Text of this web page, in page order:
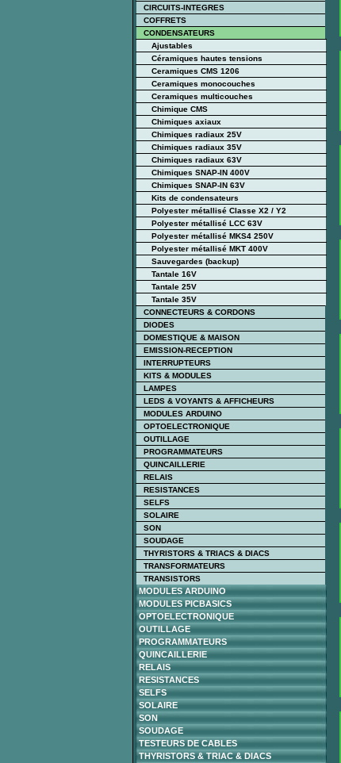
CIRCUITS-INTEGRES
COFFRETS
CONDENSATEURS
Ajustables
Céramiques hautes tensions
Ceramiques CMS 1206
Ceramiques monocouches
Ceramiques multicouches
Chimique CMS
Chimiques axiaux
Chimiques radiaux 25V
Chimiques radiaux 35V
Chimiques radiaux 63V
Chimiques SNAP-IN 400V
Chimiques SNAP-IN 63V
Kits de condensateurs
Polyester métallisé Classe X2 / Y2
Polyester métallisé LCC 63V
Polyester métallisé MKS4 250V
Polyester métallisé MKT 400V
Sauvegardes (backup)
Tantale 16V
Tantale 25V
Tantale 35V
CONNECTEURS & CORDONS
DIODES
DOMESTIQUE & MAISON
EMISSION-RECEPTION
INTERRUPTEURS
KITS & MODULES
LAMPES
LEDS & VOYANTS & AFFICHEURS
MODULES ARDUINO
OPTOELECTRONIQUE
OUTILLAGE
PROGRAMMATEURS
QUINCAILLERIE
RELAIS
RESISTANCES
SELFS
SOLAIRE
SON
SOUDAGE
THYRISTORS & TRIACS & DIACS
TRANSFORMATEURS
TRANSISTORS
MODULES ARDUINO
MODULES PICBASICS
OPTOELECTRONIQUE
OUTILLAGE
PROGRAMMATEURS
QUINCAILLERIE
RELAIS
RESISTANCES
SELFS
SOLAIRE
SON
SOUDAGE
TESTEURS DE CABLES
THYRISTORS & TRIAC & DIACS